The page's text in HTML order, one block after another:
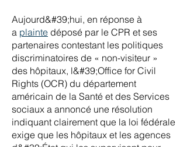
Aujourd&#39;hui, en réponse à
a plainte déposé par le CPR et ses
partenaires contestant les politiques
discriminatoires de « non-visiteur »
des hôpitaux, l&#39;Office for Civil
Rights (OCR) du département
américain de la Santé et des Services
sociaux a annoncé une résolution
indiquant clairement que la loi fédérale
exige que les hôpitaux et les agences